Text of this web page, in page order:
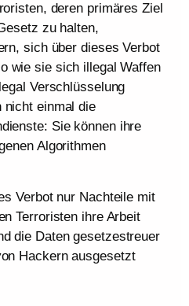
deren primäres Ziel
zu halten,
sich über dieses Verbot
wie sie sich illegal Waffen
Verschlüsselung
nicht einmal die
Sie können ihre
Algorithmen
Verbot nur Nachteile mit
Terroristen ihre Arbeit
die Daten gesetzestreuer
Hackern ausgesetzt